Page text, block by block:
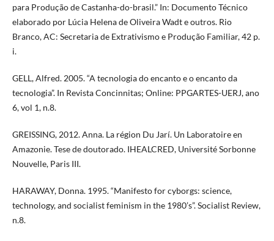
para Produção de Castanha-do-brasil.” In: Documento Técnico
elaborado por Lúcia Helena de Oliveira Wadt e outros. Rio
Branco, AC: Secretaria de Extrativismo e Produção Familiar, 42 p.
i.
GELL, Alfred. 2005. “A tecnologia do encanto e o encanto da
tecnologia”. In Revista Concinnitas; Online: PPGARTES-UERJ, ano
6, vol 1, n.8.
GREISSING, 2012. Anna. La région Du Jarí. Un Laboratoire en
Amazonie. Tese de doutorado. IHEALCRED, Université Sorbonne
Nouvelle, Paris III.
HARAWAY, Donna. 1995. “Manifesto for cyborgs: science,
technology, and socialist feminism in the 1980’s”. Socialist Review,
n.8.